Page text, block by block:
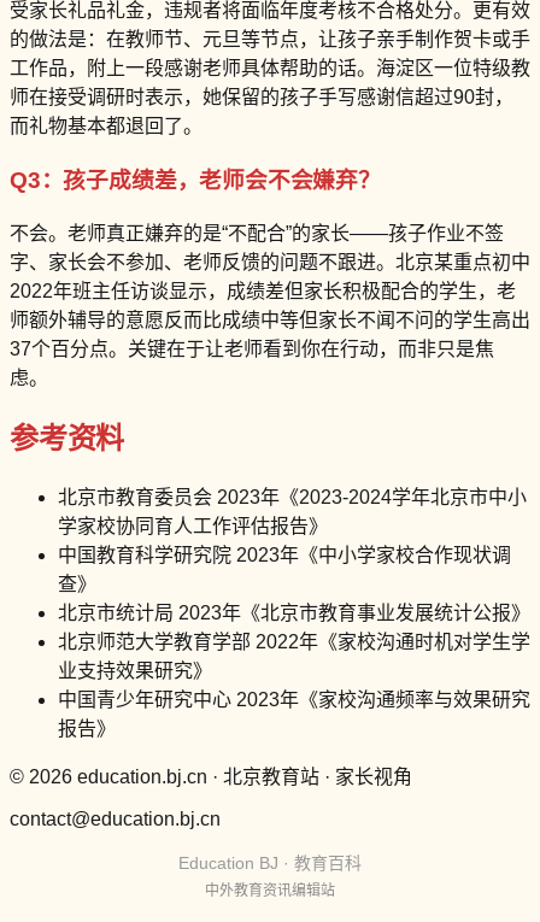
受家长礼品礼金，违规者将面临年度考核不合格处分。更有效
的做法是：在教师节、元旦等节点，让孩子亲手制作贺卡或手
工作品，附上一段感谢老师具体帮助的话。海淀区一位特级教
师在接受调研时表示，她保留的孩子手写感谢信超过90封，
而礼物基本都退回了。
Q3：孩子成绩差，老师会不会嫌弃？
不会。老师真正嫌弃的是“不配合”的家长——孩子作业不签
字、家长会不参加、老师反馈的问题不跟进。北京某重点初中
2022年班主任访谈显示，成绩差但家长积极配合的学生，老
师额外辅导的意愿反而比成绩中等但家长不闻不问的学生高出
37个百分点。关键在于让老师看到你在行动，而非只是焦
虑。
参考资料
北京市教育委员会 2023年《2023-2024学年北京市中小
学家校协同育人工作评估报告》
中国教育科学研究院 2023年《中小学家校合作现状调
查》
北京市统计局 2023年《北京市教育事业发展统计公报》
北京师范大学教育学部 2022年《家校沟通时机对学生学
业支持效果研究》
中国青少年研究中心 2023年《家校沟通频率与效果研究
报告》
© 2026 education.bj.cn · 北京教育站 · 家长视角
contact@education.bj.cn
Education BJ · 教育百科
中外教育资讯编辑站